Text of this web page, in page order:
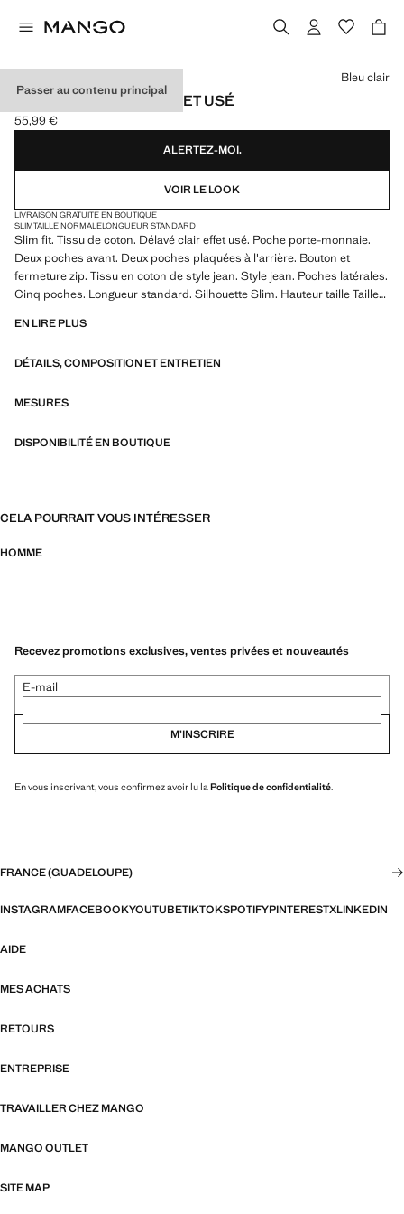
Passer au contenu principal
JEAN JAN SLIM-FIT EFFET USÉ
Prix actuel [55,99 € ]
55,99 €
Choisissez une couleur
Bleu clair
ALERTEZ-MOI.
VOIR LE LOOK
LIVRAISON GRATUITE EN BOUTIQUE
SLIMTAILLE NORMALELONGUEUR STANDARD
Slim fit. Tissu de coton. Délavé clair effet usé. Poche porte-monnaie.
Deux poches avant. Deux poches plaquées à l'arrière. Bouton et
fermeture zip. Tissu en coton de style jean. Style jean. Poches latérales.
Cinq poches. Longueur standard. Silhouette Slim. Hauteur taille Taille
EN LIRE PLUS
DÉTAILS, COMPOSITION ET ENTRETIEN
MESURES
DISPONIBILITÉ EN BOUTIQUE
CELA POURRAIT VOUS INTÉRESSER
HOMME
Recevez promotions exclusives, ventes privées et nouveautés
E-mail
M’INSCRIRE
En vous inscrivant, vous confirmez avoir lu la Politique de confidentialité.
FRANCE (GUADELOUPE)
INSTAGRAMFACEBOOKYOUTUBETIKTOKSPOTIFYPINTERESTXLINKEDIN
AIDE
MES ACHATS
RETOURS
ENTREPRISE
TRAVAILLER CHEZ MANGO
MANGO OUTLET
SITE MAP